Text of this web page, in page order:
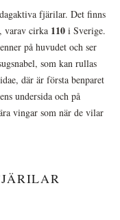
fjärilar. Det finns
varav cirka 110 i Sverige.
på huvudet och ser
som kan rullas
där är första benparet
undersida och på
vingar som när de vilar